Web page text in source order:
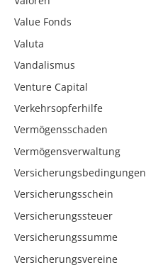
Value Fonds
Valuta
Vandalismus
Venture Capital
Verkehrsopferhilfe
Vermögensschaden
Vermögensverwaltung
Versicherungsbedingungen
Versicherungsschein
Versicherungssteuer
Versicherungssumme
Versicherungsvereine